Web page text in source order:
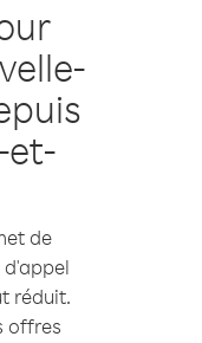
et-
de
réduit.
offres